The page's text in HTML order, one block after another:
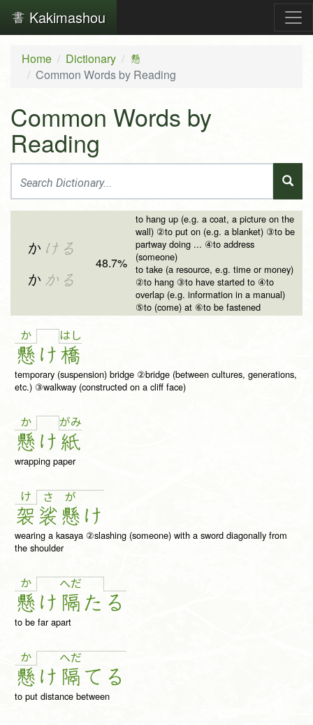
Kakimashou
Home Dictionary 懸
Common Words by Reading
Common Words by
Reading
か ける
か かる
48.7%
to hang up (e.g. a coat, a picture on the
wall) ②to put on (e.g. a blanket) ③to be
partway doing ... ④to address
(someone)
to take (a resource, e.g. time or money)
②to hang ③to have started to ④to
overlap (e.g. information in a manual)
⑤to (come) at ⑥to be fastened
か
懸 け
は し
橋
temporary (suspension) bridge ②bridge (between cultures, generations,
etc.) ③walkway (constructed on a cliff face)
か
懸 け
がみ
紙
wrapping paper
け
袈
さ
裟
が
懸 け
wearing a kasaya ②slashing (someone) with a sword diagonally from
the shoulder
か
懸 け
へだ
隔 た る
to be far apart
か
懸 け
へだ
隔 て る
to put distance between